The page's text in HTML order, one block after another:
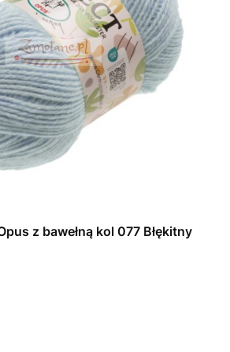
z bawełną kol 077 Błękitny